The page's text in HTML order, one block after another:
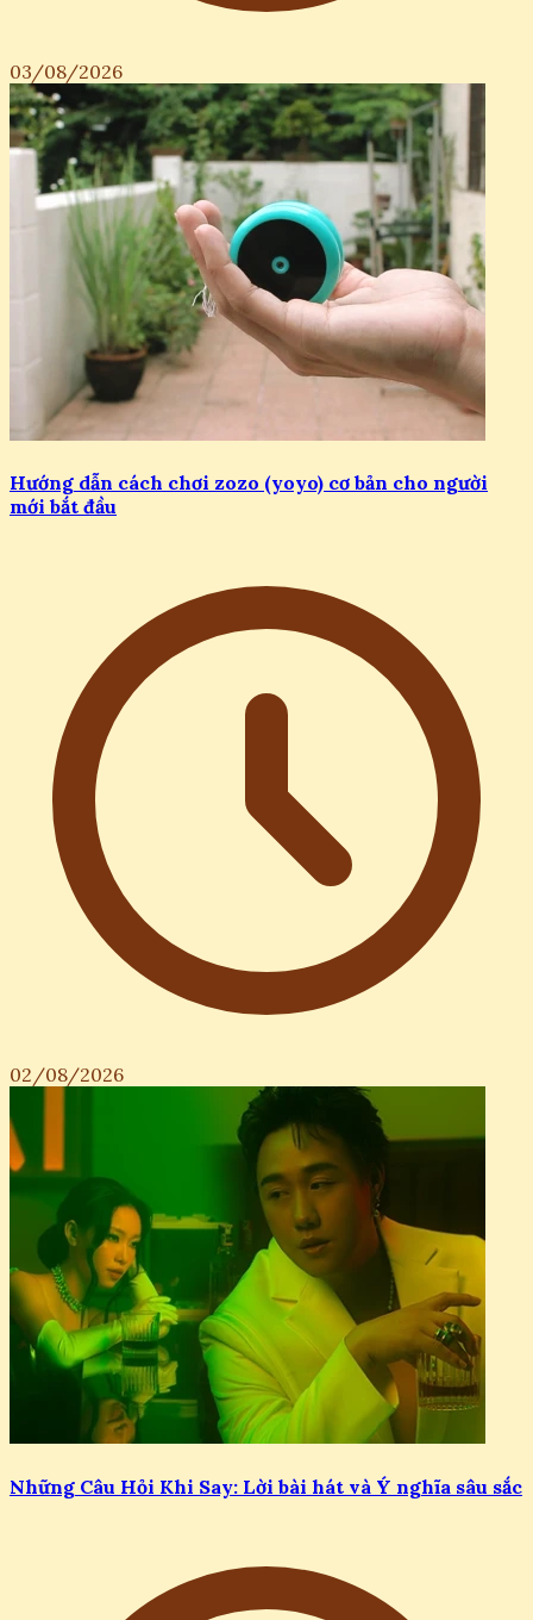
03/08/2026
Hướng dẫn cách chơi zozo (yoyo) cơ bản cho người
mới bắt đầu
02/08/2026
Những Câu Hỏi Khi Say: Lời bài hát và Ý nghĩa sâu sắc